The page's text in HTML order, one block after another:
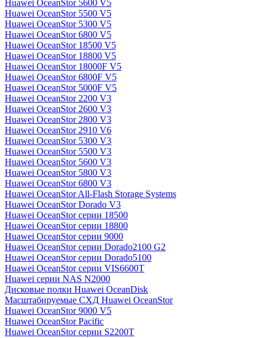
Huawei OceanStor 5600 V5
Huawei OceanStor 5500 V5
Huawei OceanStor 5300 V5
Huawei OceanStor 6800 V5
Huawei OceanStor 18500 V5
Huawei OceanStor 18800 V5
Huawei OceanStor 18000F V5
Huawei OceanStor 6800F V5
Huawei OceanStor 5000F V5
Huawei OceanStor 2200 V3
Huawei OceanStor 2600 V3
Huawei OceanStor 2800 V3
Huawei OceanStor 2910 V6
Huawei OceanStor 5300 V3
Huawei OceanStor 5500 V3
Huawei OceanStor 5600 V3
Huawei OceanStor 5800 V3
Huawei OceanStor 6800 V3
Huawei OceanStor All-Flash Storage Systems
Huawei OceanStor Dorado V3
Huawei OceanStor серии 18500
Huawei OceanStor серии 18800
Huawei OceanStor серии 9000
Huawei OceanStor серии Dorado2100 G2
Huawei OceanStor серии Dorado5100
Huawei OceanStor серии VIS6600T
Huawei серии NAS N2000
Дисковые полки Huawei OceanDisk
Масштабируемые СХД Huawei OceanStor
Huawei OceanStor 9000 V5
Huawei OceanStor Pacific
Huawei OceanStor серии S2200T